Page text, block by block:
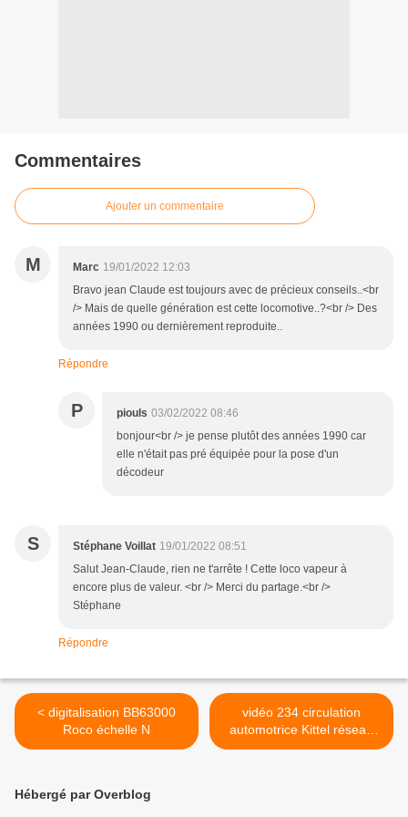
Commentaires
Ajouter un commentaire
M Marc 19/01/2022 12:03
Bravo jean Claude est toujours avec de précieux conseils..<br
/> Mais de quelle génération est cette locomotive..?<br /> Des
années 1990 ou dernièrement reproduite..
Répondre
P piouls 03/02/2022 08:46
bonjour<br /> je pense plutôt des années 1990 car
elle n'était pas pré équipée pour la pose d'un
décodeur
S Stéphane Voillat 19/01/2022 08:51
Salut Jean-Claude, rien ne t'arrête ! Cette loco vapeur à
encore plus de valeur. <br /> Merci du partage.<br />
Stéphane
Répondre
< digitalisation BB63000
Roco échelle N
vidéo 234 circulation
automotrice Kittel réseau
nanotrain >
Hébergé par Overblog